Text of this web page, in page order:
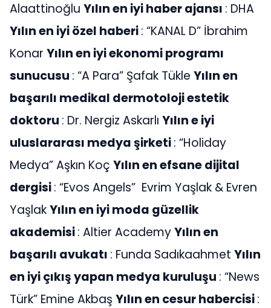
Alaattinoğlu Yılın en iyi haber ajansı : DHA
Yılın en iyi özel haberi: “KANAL D” İbrahim
Konar Yılın en iyi ekonomi programı
sunucusu : “A Para” Şafak Tükle Yılın en
başarılı medikal dermotoloji estetik
doktoru : Dr. Nergiz Askarlı Yılın e iyi
uluslararası medya şirketi: “Holiday
Medya” Aşkın Koç Yılın en efsane dijital
dergisi: “Evos Angels” Evrim Yaşlak & Evren
YaşlakYılın en iyi moda güzellik
akademisi: Altier AcademyYılın en
başarılı avukatı : Funda Sadıkaahmet Yılın
en iyi çıkış yapan medya kuruluşu : “News
Türk” Emine Akbaş Yılın en cesur habercisi: